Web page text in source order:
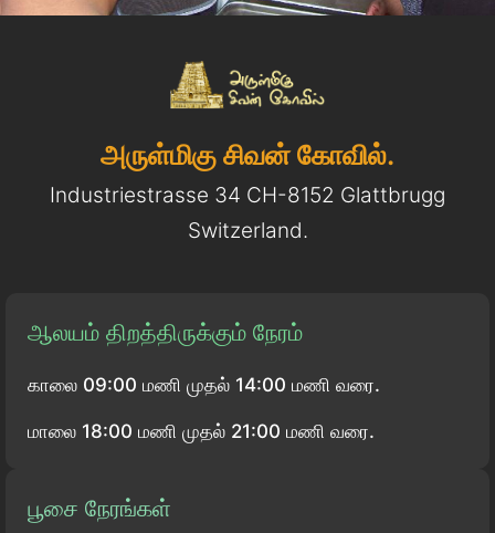
அருள்மிகு சிவன் கோவில்.
Industriestrasse 34 CH-8152 Glattbrugg
Switzerland.
ஆலயம் திறத்திருக்கும் நேரம்
காலை 09:00 மணி முதல் 14:00 மணி வரை.
மாலை 18:00 மணி முதல் 21:00 மணி வரை.
பூசை நேரங்கள்